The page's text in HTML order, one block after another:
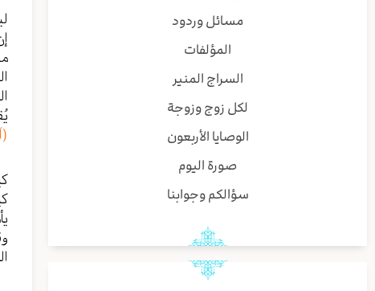
مسائل وردود
المؤلفات
السراج المنير
لكل زوج وزوجة
الوصايا الأربعون
صورة اليوم
سؤالكم وجوابنا